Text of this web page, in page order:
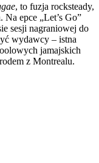
, to fuzja rocksteady,
epce „Let’s Go”
sesji nagraniowej do
wydawcy – istna
jamajskich
z Montrealu.